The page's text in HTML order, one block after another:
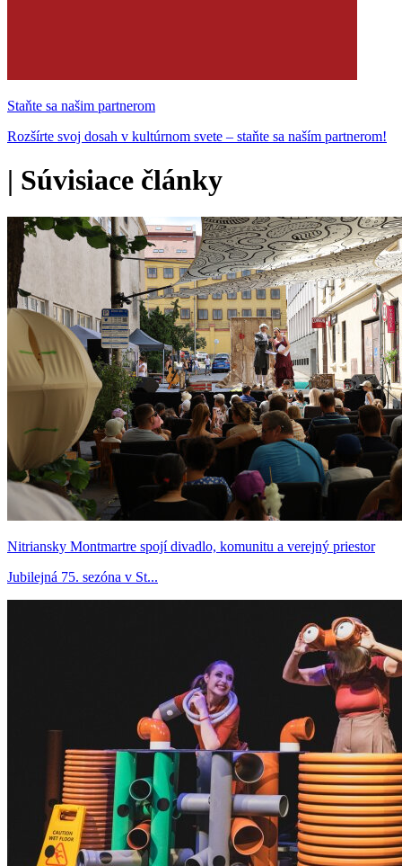
Staňte sa našim partnerom
Rozšírte svoj dosah v kultúrnom svete – staňte sa naším partnerom!
| Súvisiace články
Nitriansky Montmartre spojí divadlo, komunitu a verejný priestor
Jubilejná 75. sezóna v St...